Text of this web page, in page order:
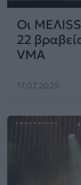
Οι
22
VMA
17.07.2025